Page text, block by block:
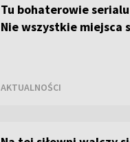
Tu bohaterowie
Nie wszystkie miejsca
AKTUALNOŚCI